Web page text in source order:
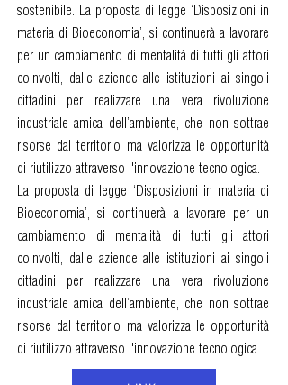
sostenibile. La proposta di legge ‘Disposizioni in
materia di Bioeconomia’, si continuerà a lavorare
per un cambiamento di mentalità di tutti gli attori
coinvolti, dalle aziende alle istituzioni ai singoli
cittadini per realizzare una vera rivoluzione
industriale amica dell’ambiente, che non sottrae
risorse dal territorio ma valorizza le opportunità
di riutilizzo attraverso l'innovazione tecnologica.
La proposta di legge ‘Disposizioni in materia di
Bioeconomia’, si continuerà a lavorare per un
cambiamento di mentalità di tutti gli attori
coinvolti, dalle aziende alle istituzioni ai singoli
cittadini per realizzare una vera rivoluzione
industriale amica dell’ambiente, che non sottrae
risorse dal territorio ma valorizza le opportunità
di riutilizzo attraverso l'innovazione tecnologica.